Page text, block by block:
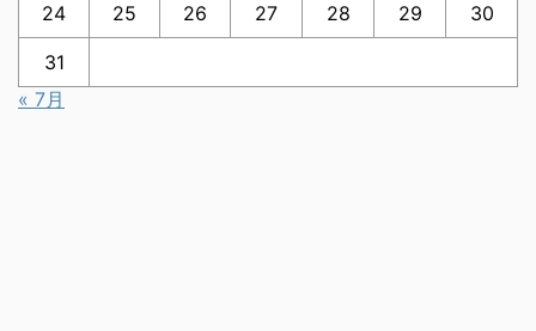
24 25 26 27 28 29 30
31
« 7月